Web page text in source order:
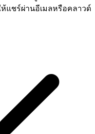
แชร์ผ่านอีเมลหรือคลาวด์